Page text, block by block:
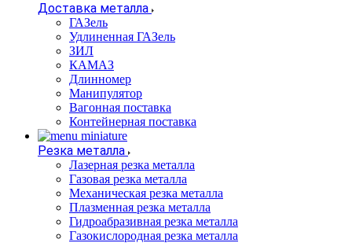
Доставка металла
ГАЗель
Удлиненная ГАЗель
ЗИЛ
КАМАЗ
Длинномер
Манипулятор
Вагонная поставка
Контейнерная поставка
Резка металла
Лазерная резка металла
Газовая резка металла
Механическая резка металла
Плазменная резка металла
Гидроабразивная резка металла
Газокислородная резка металла